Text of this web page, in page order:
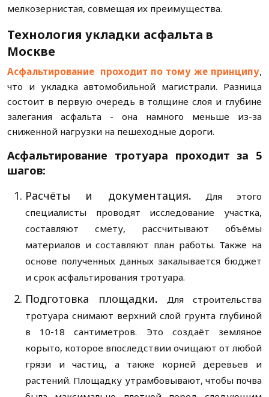
мелкозернистая, совмещая их преимущества.
Технология укладки асфальта в
Москве
Асфальтирование проходит по тому же принципу,
что и укладка автомобильной магистрали. Разница
состоит в первую очередь в толщине слоя и глубине
залегания асфальта - она намного меньше из-за
сниженной нагрузки на пешеходные дороги.
Асфальтирование тротуара проходит за 5
шагов:
Расчёты и документация.Для этого
специалисты проводят исследование участка,
составляют смету, рассчитывают объёмы
материалов и составляют план работы. Также на
основе полученных данных закалывается бюджет
и срок асфальтирования тротуара.
Подготовка площадки. Для строительства
тротуара снимают верхний слой грунта глубиной
в 10-18 сантиметров. Это создаёт земляное
корыто, которое впоследствии очищают от любой
грязи и частиц, а также корней деревьев и
растений. Площадку утрамбовывают, чтобы почва